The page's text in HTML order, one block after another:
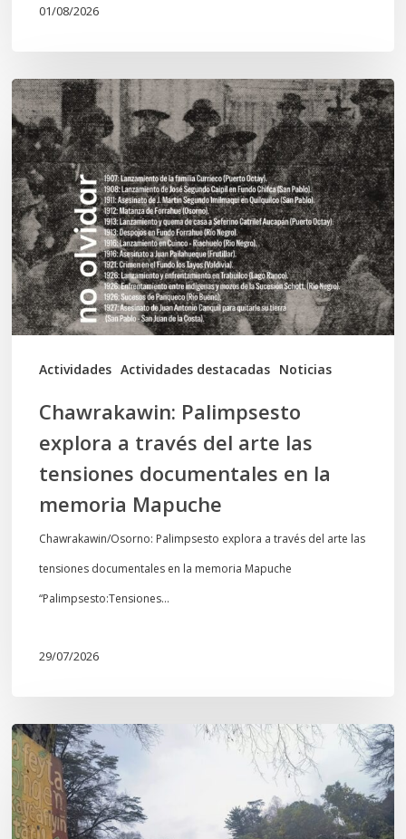
01/08/2026
Actividades Actividades destacadas Noticias
Chawrakawin:
Palimpsesto
explora
a
través
del
arte
las
tensiones
documentales
memoria
Mapuche
Chawrakawin: Palimpsesto
explora a través del arte las
tensiones documentales en la
memoria Mapuche
Chawrakawin/Osorno: Palimpsesto explora a través del arte las
tensiones documentales en la memoria Mapuche
“Palimpsesto:Tensiones…
29/07/2026
En
defensa
del
Salto